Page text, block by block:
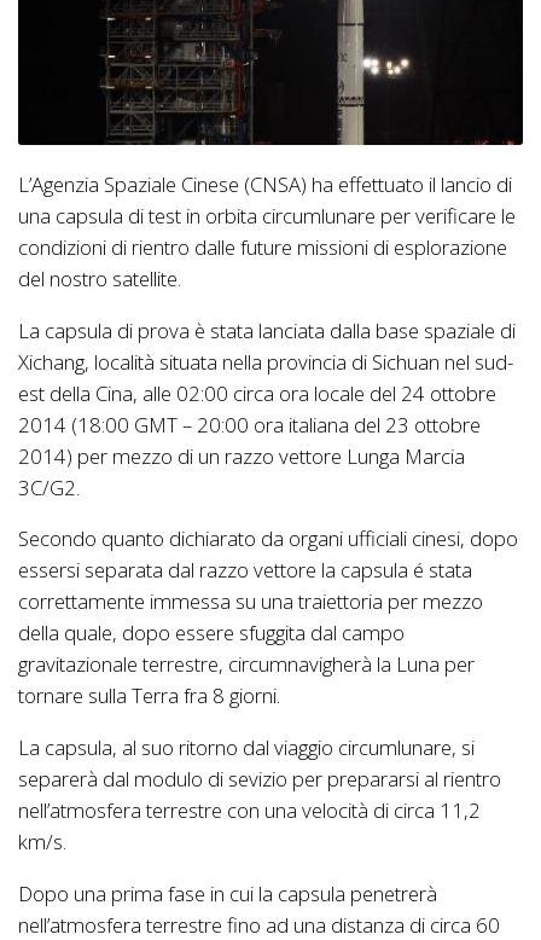
L’Agenzia Spaziale Cinese (CNSA) ha effettuato il lancio di
una capsula di test in orbita circumlunare per verificare le
condizioni di rientro dalle future missioni di esplorazione
del nostro satellite.
La capsula di prova è stata lanciata dalla base spaziale di
Xichang, località situata nella provincia di Sichuan nel sud-
est della Cina, alle 02:00 circa ora locale del 24 ottobre
2014 (18:00 GMT – 20:00 ora italiana del 23 ottobre
2014) per mezzo di un razzo vettore Lunga Marcia
3C/G2.
Secondo quanto dichiarato da organi ufficiali cinesi, dopo
essersi separata dal razzo vettore la capsula é stata
correttamente immessa su una traiettoria per mezzo
della quale, dopo essere sfuggita dal campo
gravitazionale terrestre, circumnavigherà la Luna per
tornare sulla Terra fra 8 giorni.
La capsula, al suo ritorno dal viaggio circumlunare, si
separerà dal modulo di sevizio per prepararsi al rientro
nell’atmosfera terrestre con una velocità di circa 11,2
km/s.
Dopo una prima fase in cui la capsula penetrerà
nell’atmosfera terrestre fino ad una distanza di circa 60